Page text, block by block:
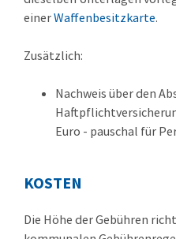
einerWaffenbesitzkarte.
Zusätzlich:
Nachweis über den
Euro - pauschal für
KOSTEN
Die Höhe der Gebühren